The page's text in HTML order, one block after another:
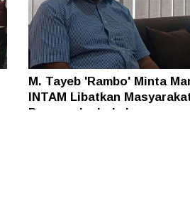
M. Tayeb 'Rambo' Minta
INTAM Libatkan
Pengusaha Lokal